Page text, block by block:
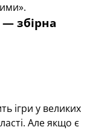
— збірна
ігри у великих
Але якщо є